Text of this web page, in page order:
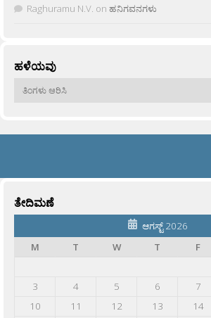
Raghuramu N.V. on ಹನಿಗವನಗಳು
ಹಳೆಯವು
ಹಳೆಯವು
ತೇದಿಮಣೆ
ಆಗಸ್ಟ್ 2026
M
T W T F
3
4 5 6 7
10
11 12 13 14